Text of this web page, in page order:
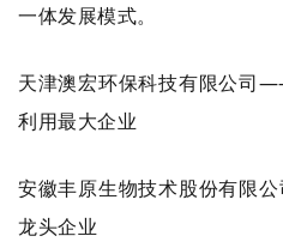
一体发展模式。
天津澳宏环保科技有限公司
利用最大企业
安徽丰原生物技术股份有限
龙头企业